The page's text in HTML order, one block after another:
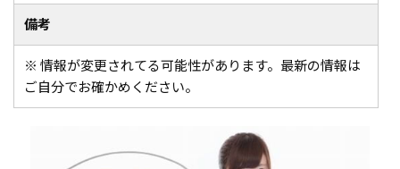
備考
※ 情報が変更されてる可能性があります。最新の情報は
ご自分でお確かめください。